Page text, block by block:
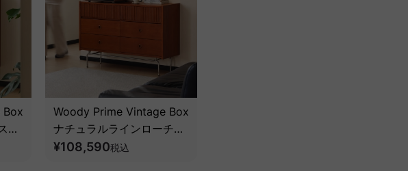
Box
ト
Woody Prime Vintage Box
ナチュラルラインローチェ
スト【高級天然ツゲ材】
¥108,590税込